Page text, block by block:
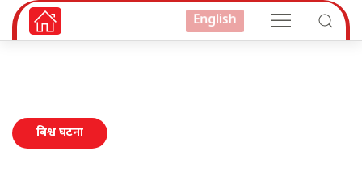
English
बिश्व घटना